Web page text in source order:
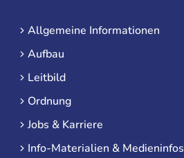
Allgemeine Informationen
Aufbau
Leitbild
Ordnung
Jobs & Karriere
Info-Materialien & Medieninfos